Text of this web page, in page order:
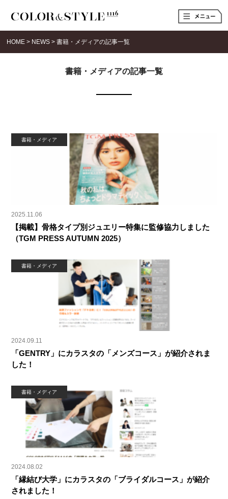
t
o
e
HOME > NEWS >書籍・メディアの記事一覧
書籍・メディアの記事一覧
書籍・メディア
2025.11.06
【掲載】骨格タイプ別ジュエリー特集に監修協力しました
（TGM PRESS AUTUMN 2025）
書籍・メディア
2024.09.11
「GENTRY」にカラスタの「メンズコース」が紹介されま
した！
書籍・メディア
2024.08.02
「縁結び大学」にカラスタの「ブライダルコース」が紹介
されました！